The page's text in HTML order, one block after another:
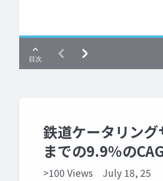
鉄道ケータリン
までの9.9％の
>100 Views July 18, 25